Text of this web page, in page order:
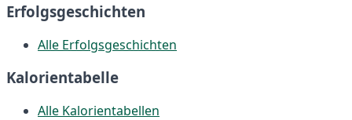
Erfolgsgeschichten
Alle Erfolgsgeschichten
Kalorientabelle
Alle Kalorientabellen